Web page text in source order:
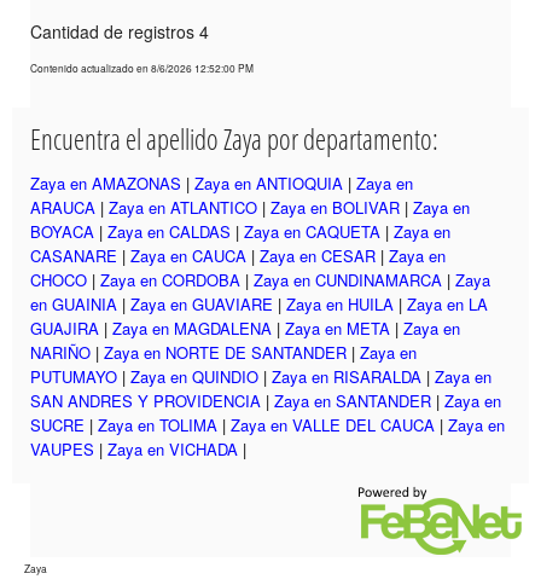
Cantidad de registros 4
Contenido actualizado en 8/6/2026 12:52:00 PM
Encuentra el apellido Zaya por departamento:
Zaya en AMAZONAS | Zaya en ANTIOQUIA | Zaya en
ARAUCA | Zaya en ATLANTICO | Zaya en BOLIVAR | Zaya en
BOYACA | Zaya en CALDAS | Zaya en CAQUETA | Zaya en
CASANARE | Zaya en CAUCA | Zaya en CESAR | Zaya en
CHOCO | Zaya en CORDOBA | Zaya en CUNDINAMARCA | Zaya
en GUAINIA | Zaya en GUAVIARE | Zaya en HUILA | Zaya en LA
GUAJIRA | Zaya en MAGDALENA | Zaya en META | Zaya en
NARIÑO | Zaya en NORTE DE SANTANDER | Zaya en
PUTUMAYO | Zaya en QUINDIO | Zaya en RISARALDA | Zaya en
SAN ANDRES Y PROVIDENCIA | Zaya en SANTANDER | Zaya en
SUCRE | Zaya en TOLIMA | Zaya en VALLE DEL CAUCA | Zaya en
VAUPES | Zaya en VICHADA |
Zaya